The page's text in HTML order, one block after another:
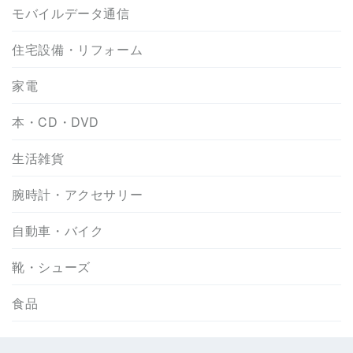
モバイルデータ通信
住宅設備・リフォーム
家電
本・CD・DVD
生活雑貨
腕時計・アクセサリー
自動車・バイク
靴・シューズ
食品